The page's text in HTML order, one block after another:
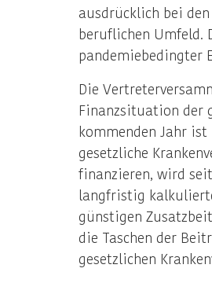
ausdrücklich bei
beruflichen Umfeld.
pandemiebedingter
Die
Finanzsituation der
kommenden Jahr
gesetzliche
finanzieren, wird
langfristig
günstigen
die Taschen der
gesetzlichen